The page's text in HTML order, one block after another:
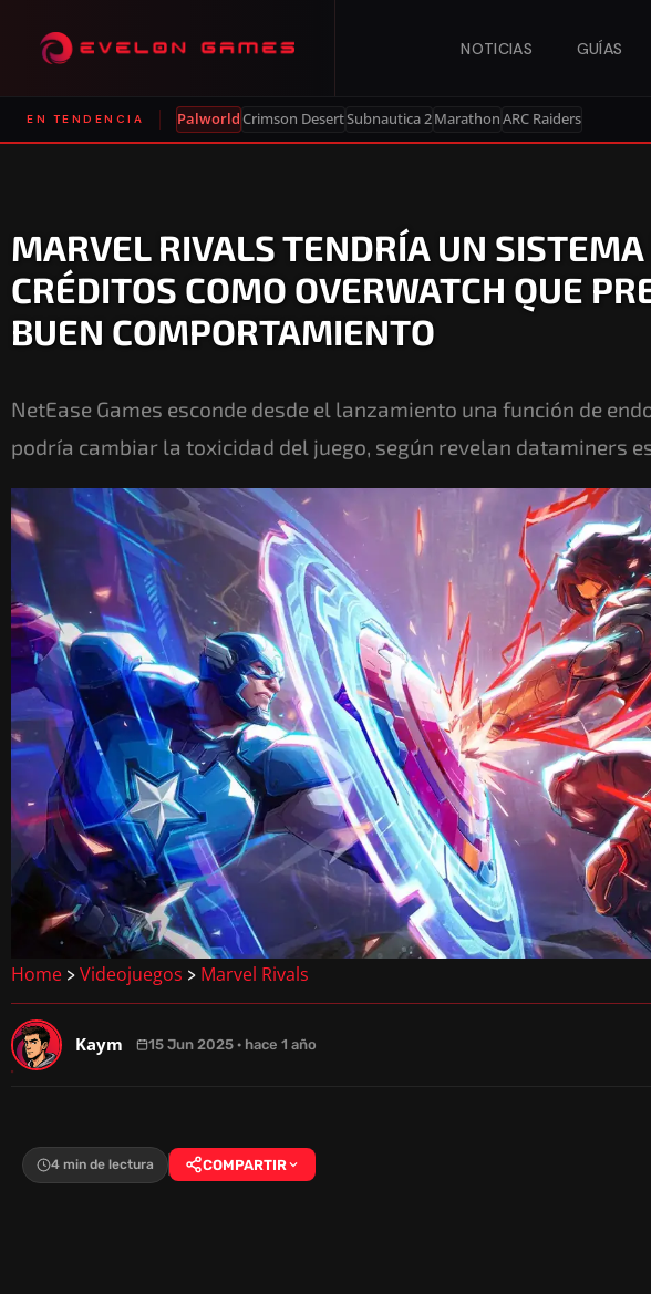
NOTICIAS GUÍAS
EN TENDENCIA PalworldCrimson DesertSubnautica 2MarathonARC Raiders
MARVEL RIVALS TENDRÍA UN SISTEMA
CRÉDITOS COMO OVERWATCH QUE
BUEN COMPORTAMIENTO
NetEase Games esconde desde el lanzamiento una función de
podría cambiar la toxicidad del juego, según revelan dataminers
Home > Videojuegos > Marvel Rivals
Kaym 15 Jun 2025 · hace 1 año
4 min de lectura COMPARTIR